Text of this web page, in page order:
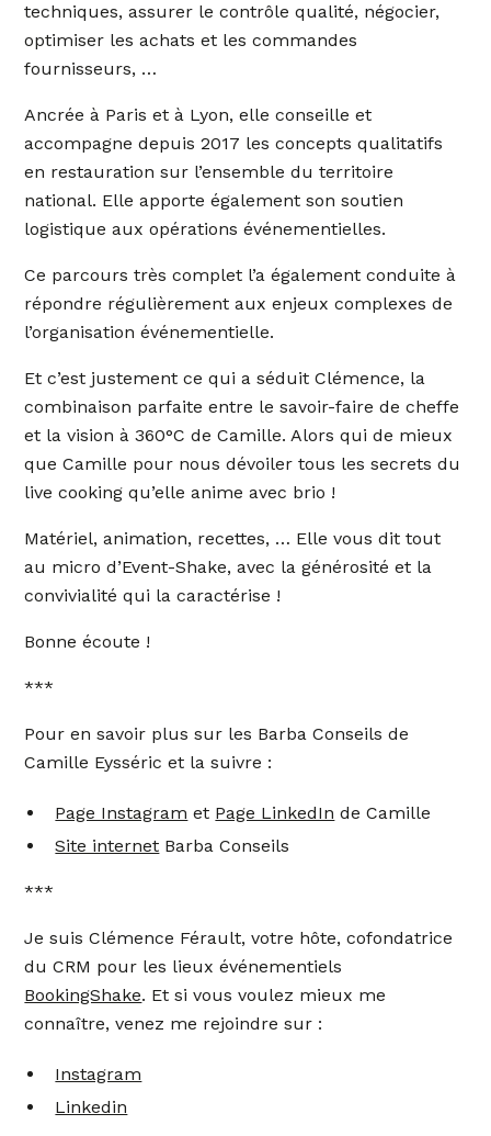
techniques, assurer le contrôle qualité, négocier,
optimiser les achats et les commandes
fournisseurs, …
Ancrée à Paris et à Lyon, elle conseille et
accompagne depuis 2017 les concepts qualitatifs
en restauration sur l’ensemble du territoire
national. Elle apporte également son soutien
logistique aux opérations événementielles.
Ce parcours très complet l’a également conduite à
répondre régulièrement aux enjeux complexes de
l’organisation événementielle.
Et c’est justement ce qui a séduit Clémence, la
combinaison parfaite entre le savoir-faire de cheffe
et la vision à 360°C de Camille. Alors qui de mieux
que Camille pour nous dévoiler tous les secrets du
live cooking qu’elle anime avec brio !
Matériel, animation, recettes, … Elle vous dit tout
au micro d’Event-Shake, avec la générosité et la
convivialité qui la caractérise !
Bonne écoute !
***
Pour en savoir plus sur les Barba Conseils de
Camille Eysséric et la suivre :
Page Instagram et Page LinkedIn de Camille
Site internet Barba Conseils
***
Je suis Clémence Férault, votre hôte, cofondatrice
du CRM pour les lieux événementiels
BookingShake. Et si vous voulez mieux me
connaître, venez me rejoindre sur :
Instagram
Linkedin